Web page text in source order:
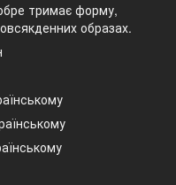
тримає форму,
образах.